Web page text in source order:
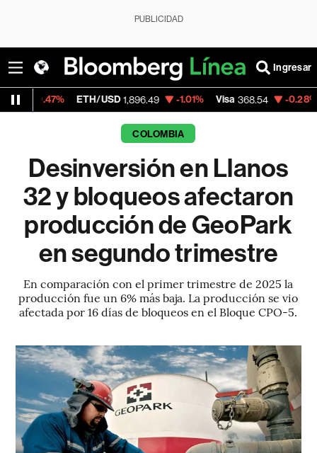
PUBLICIDAD
Ingresar
ETH/USD 1,896.49 -1.01% Visa 368.54 -0.28%
COLOMBIA
Desinversión en Llanos
32 y bloqueos afectaron
producción de GeoPark
en segundo trimestre
En comparación con el primer trimestre de 2025 la
producción fue un 6% más baja. La producción se vio
afectada por 16 días de bloqueos en el Bloque CPO-5.